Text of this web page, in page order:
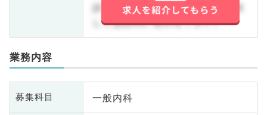
詳しくはお問い合わせ下さい。詳
しくはお問い合わせ下さい。
業務内容
募集科目 一般内科